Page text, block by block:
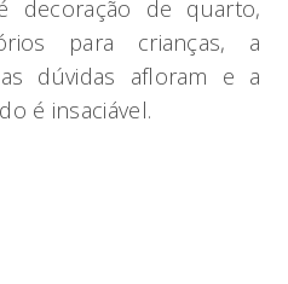
decoração de quarto,
para crianças, a
dúvidas afloram e a
é insaciável.